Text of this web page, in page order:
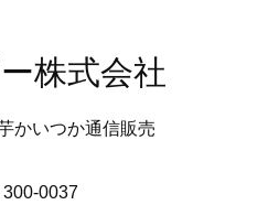
株式会社
かいつか通信販売
300-0037